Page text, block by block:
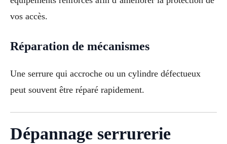
vos accès.
Réparation de mécanismes
Une serrure qui accroche ou un cylindre défectueux
peut souvent être réparé rapidement.
Dépannage serrurerie